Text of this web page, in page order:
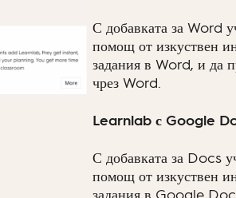
С добавката за Word
помощ от изкуствен
задания в Word, и да
чрез Word.
Learnlab с Google
С добавката за Docs
помощ от изкуствен